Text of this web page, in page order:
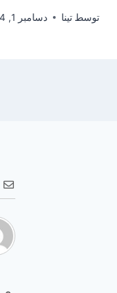
توسط تینا دسامبر 1, 2024